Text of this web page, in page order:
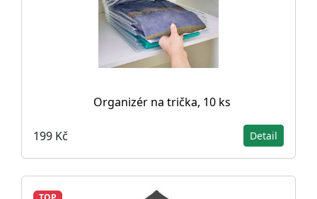
Organizér na trička, 10 ks
199 Kč Detail